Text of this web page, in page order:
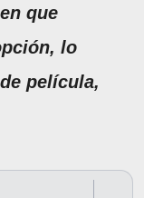
que
lo
película,